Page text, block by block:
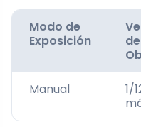
Modo de
Exposición
de
Manual
1/